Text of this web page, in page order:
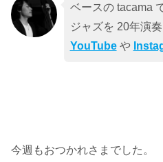
ベースの tacama
ジャズを 20年演奏
YouTubeや
今週もおつかれさまでした。